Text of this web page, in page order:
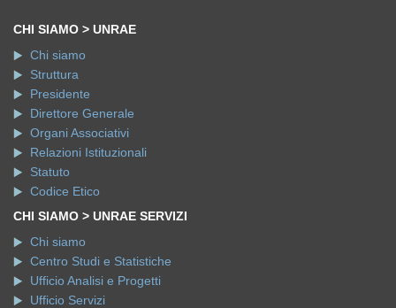
CHI SIAMO > UNRAE
Chi siamo
Struttura
Presidente
Direttore Generale
Organi Associativi
Relazioni Istituzionali
Statuto
Codice Etico
CHI SIAMO > UNRAE SERVIZI
Chi siamo
Centro Studi e Statistiche
Ufficio Analisi e Progetti
Ufficio Servizi